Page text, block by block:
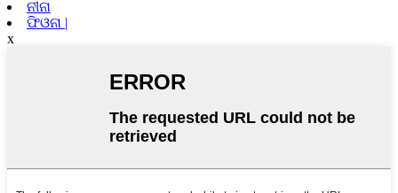
ନୀନା
ଫିଓନା |
x